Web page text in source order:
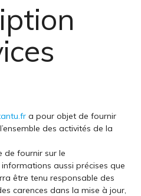
a pour objet de fournir
des activités de la
de fournir sur le
aussi précises que
être tenu responsable des
carences dans la mise à jour,